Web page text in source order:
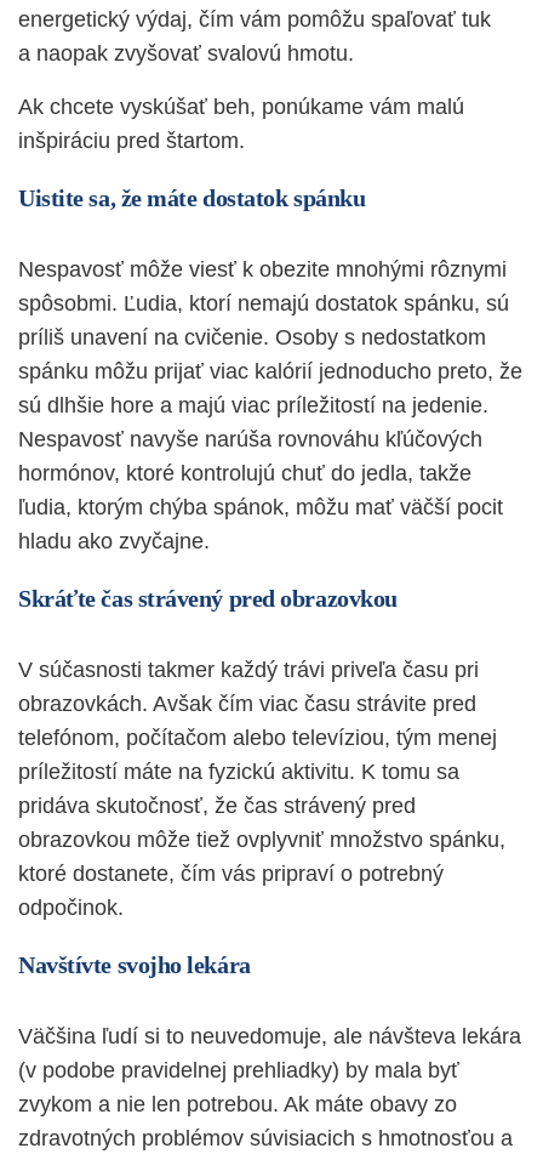
energetický výdaj, čím vám pomôžu spaľovať tuk
a naopak zvyšovať svalovú hmotu.
Ak chcete vyskúšať beh, ponúkame vám malú
inšpiráciu pred štartom.
Uistite sa, že máte dostatok spánku
Nespavosť môže viesť k obezite mnohými rôznymi
spôsobmi. Ľudia, ktorí nemajú dostatok spánku, sú
príliš unavení na cvičenie. Osoby s nedostatkom
spánku môžu prijať viac kalórií jednoducho preto, že
sú dlhšie hore a majú viac príležitostí na jedenie.
Nespavosť navyše narúša rovnováhu kľúčových
hormónov, ktoré kontrolujú chuť do jedla, takže
ľudia, ktorým chýba spánok, môžu mať väčší pocit
hladu ako zvyčajne.
Skráťte čas strávený pred obrazovkou
V súčasnosti takmer každý trávi priveľa času pri
obrazovkách. Avšak čím viac času strávite pred
telefónom, počítačom alebo televíziou, tým menej
príležitostí máte na fyzickú aktivitu. K tomu sa
pridáva skutočnosť, že čas strávený pred
obrazovkou môže tiež ovplyvniť množstvo spánku,
ktoré dostanete, čím vás pripraví o potrebný
odpočinok.
Navštívte svojho lekára
Väčšina ľudí si to neuvedomuje, ale návšteva lekára
(v podobe pravidelnej prehliadky) by mala byť
zvykom a nie len potrebou. Ak máte obavy zo
zdravotných problémov súvisiacich s hmotnosťou a